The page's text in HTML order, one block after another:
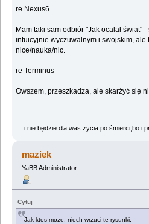
re Nexus6
Mam taki sam odbiór "Jak ocalał świat"
intuicyjnie wyczuwalnym i swojskim, ale
nice/nauka/nic.
re Terminus
Owszem, przeszkadza, ale skarżyć się
...i nie będzie dla was życia po śmierci,bo i
maziek
YaBB Administrator
Cytuj
Jak ktos moze, niech wrzuci te rysunki.